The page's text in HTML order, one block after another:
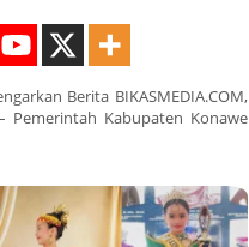
Berita BIKASMEDIA.COM,
– Pemerintah Kabupaten Konawe